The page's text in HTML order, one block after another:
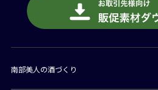
南部美人の酒づくり